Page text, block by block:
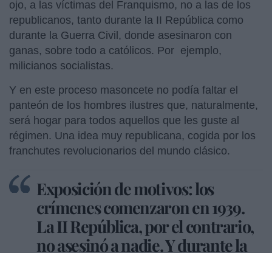
ojo, a las víctimas del Franquismo, no a las de los
republicanos, tanto durante la II República como
durante la Guerra Civil, donde asesinaron con
ganas, sobre todo a católicos. Por ejemplo,
milicianos socialistas.
Y en este proceso masoncete no podía faltar el
panteón de los hombres ilustres que, naturalmente,
será hogar para todos aquellos que les guste al
régimen. Una idea muy republicana, cogida por los
franchutes revolucionarios del mundo clásico.
Exposición de motivos: los
crímenes comenzaron en 1939.
La II República, por el contrario,
no asesinó a nadie. Y durante la